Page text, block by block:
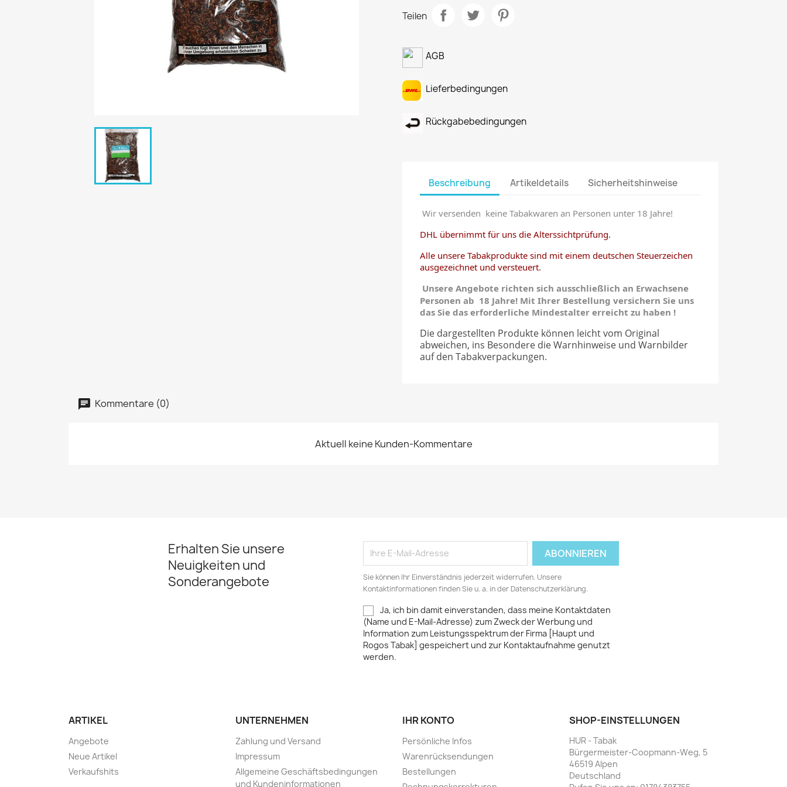
Teilen
AGB
Lieferbedingungen
Rückgabebedingungen
Beschreibung Artikeldetails Sicherheitshinweise
Wir versenden keine Tabakwaren an Personen unter 18 Jahre!
DHL übernimmt für uns die Alterssichtprüfung.
Alle unsere Tabakprodukte sind mit einem deutschen Steuerzeichen
ausgezeichnet und versteuert.
Unsere Angebote richten sich ausschließlich an Erwachsene
Personen ab 18 Jahre! Mit Ihrer Bestellung versichern Sie uns
das Sie das erforderliche Mindestalter erreicht zu haben !
Die dargestellten Produkte können leicht vom Original
abweichen, ins Besondere die Warnhinweise und Warnbilder
auf den Tabakverpackungen.
Kommentare (0)
Aktuell keine Kunden-Kommentare
Erhalten Sie unsere
Neuigkeiten und
Sonderangebote
Sie können Ihr Einverständnis jederzeit widerrufen. Unsere
Kontaktinformationen finden Sie u. a. in der Datenschutzerklärung.
Ja, ich bin damit einverstanden, dass meine Kontaktdaten
(Name und E-Mail-Adresse) zum Zweck der Werbung und
Information zum Leistungsspektrum der Firma [Haupt und
Rogos Tabak] gespeichert und zur Kontaktaufnahme genutzt
werden.
ARTIKEL
Angebote
Neue Artikel
Verkaufshits
UNTERNEHMEN
Zahlung und Versand
Impressum
Allgemeine Geschäftsbedingungen
und Kundeninformationen
IHR KONTO
Persönliche Infos
Warenrücksendungen
Bestellungen
SHOP-EINSTELLUNGEN
HUR - Tabak
Bürgermeister-Coopmann-Weg, 5
46519 Alpen
Deutschland